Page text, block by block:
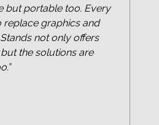
but portable too. Every
replace graphics and
not only offers
the solutions are